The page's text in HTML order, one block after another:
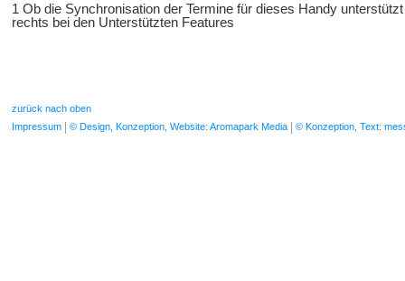
1 Ob die Synchronisation der Termine für dieses Handy
rechts bei den Unterstützten Features
zurück nach oben
Impressum
© Design, Konzeption, Website: Aromapark Media © Konzeption, Text: